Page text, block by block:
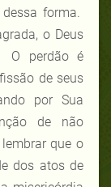
forma.
o Deus
O perdão é
de seus
por Sua
de não
que o
dos atos de